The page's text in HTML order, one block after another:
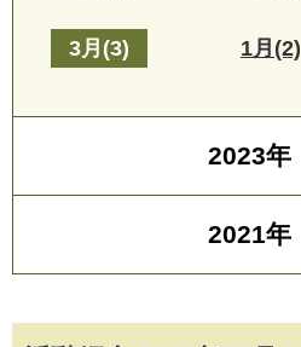
3月(3) 1月(2)
2023年
2021年